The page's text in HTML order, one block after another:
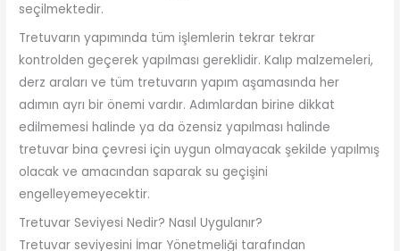
seçilmektedir.
Tretuvarın yapımında tüm işlemlerin tekrar tekrar
kontrolden geçerek yapılması gereklidir. Kalıp malzemeleri,
derz araları ve tüm tretuvarın yapım aşamasında her
adımın ayrı bir önemi vardır. Adımlardan birine dikkat
edilmemesi halinde ya da özensiz yapılması halinde
tretuvar bina çevresi için uygun olmayacak şekilde yapılmış
olacak ve amacından saparak su geçişini
engelleyemeyecektir.
Tretuvar Seviyesi Nedir? Nasıl Uygulanır?
Tretuvar seviyesini İmar Yönetmeliği tarafından